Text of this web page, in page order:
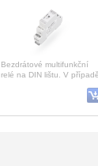
Bezdrátové multifunkční
relé na DIN lištu. V případě